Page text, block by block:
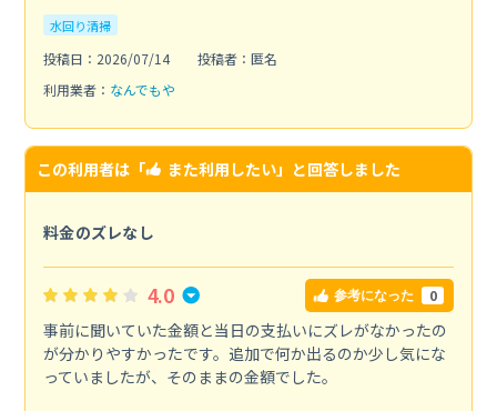
水回り清掃
投稿日：2026/07/14
投稿者：匿名
利用業者： なんでもや
この利用者は「 また利用したい」と回答しました
料金のズレなし
4.0 参考になった 0
事前に聞いていた金額と当日の支払いにズレがなかったの
が分かりやすかったです。追加で何か出るのか少し気にな
っていましたが、そのままの金額でした。